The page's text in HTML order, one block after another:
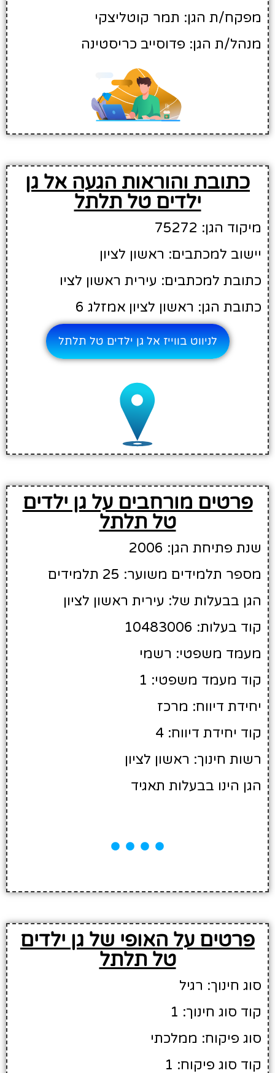
מפקח/ת הגן: תמר קוטליצקי
מנהל/ת הגן: פדוסייב כריסטינה
כתובת והוראות הגעה אל גן
ילדים טל תלתל
מיקוד הגן: 75272
יישוב למכתבים: ראשון לציון
כתובת למכתבים: עירית ראשון לציו
כתובת הגן: ראשון לציון אמזלג 6
לניווט בווייז אל גן ילדים טל תלתל
פרטים מורחבים על גן ילדים
טל תלתל
שנת פתיחת הגן: 2006
מספר תלמידים משוער: 25 תלמידים
הגן בבעלות של: עירית ראשון לציון
קוד בעלות: 10483006
מעמד משפטי: רשמי
קוד מעמד משפטי: 1
יחידת דיווח: מרכז
קוד יחידת דיווח: 4
רשות חינוך: ראשון לציון
הגן הינו בבעלות תאגיד
פרטים על האופי של גן ילדים
טל תלתל
סוג חינוך: רגיל
קוד סוג חינוך: 1
סוג פיקוח: ממלכתי
קוד סוג פיקוח: 1